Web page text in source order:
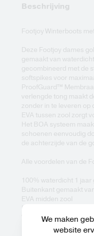
Beschrijving
Footjoy Winterboots
Deze Footjoy dames
gemaakt van
gecombineerd met de
softspikes voor
ProofGuard™
verlengde tong maakt
zonder in te leveren
EVA tussen zool zorgt
Het BOA systeem
schoenen eenvoudig
de achterzijde van de
Alle voordelen van de
100% waterdicht 1 jaar
Buitenkant gemaakt
EVA midden zool
DuraMax rubberen
Voorzien van 7 spikes
Fast twist spikes
We maken
website